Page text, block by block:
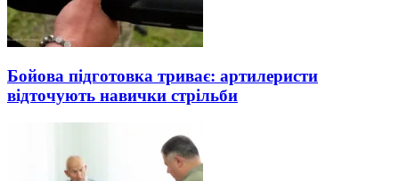
Бойова підготовка триває: артилеристи
відточують навички стрільби